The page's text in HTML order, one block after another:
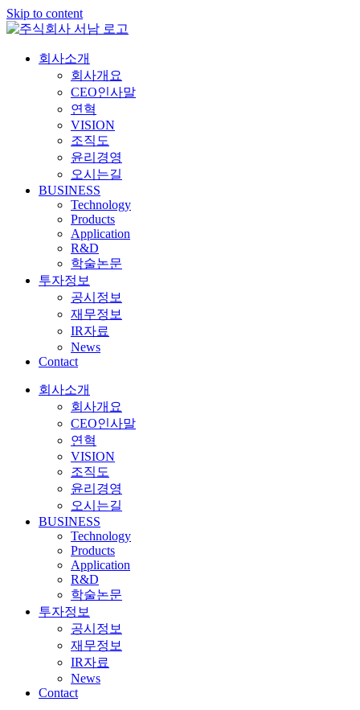
Skip to content
회사소개
회사개요
CEO인사말
연혁
VISION
조직도
윤리경영
오시는길
BUSINESS
Technology
Products
Application
R&D
학술논문
투자정보
공시정보
재무정보
IR자료
News
Contact
회사소개
회사개요
CEO인사말
연혁
VISION
조직도
윤리경영
오시는길
BUSINESS
Technology
Products
Application
R&D
학술논문
투자정보
공시정보
재무정보
IR자료
News
Contact